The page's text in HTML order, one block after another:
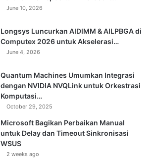
June 10, 2026
Longsys Luncurkan AIDIMM & AILPBGA di
Computex 2026 untuk Akselerasi…
June 4, 2026
Quantum Machines Umumkan Integrasi
dengan NVIDIA NVQLink untuk Orkestrasi
Komputasi…
October 29, 2025
Microsoft Bagikan Perbaikan Manual
untuk Delay dan Timeout Sinkronisasi
WSUS
2 weeks ago